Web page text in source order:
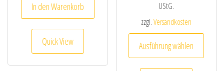
In den Warenkorb
Quick View
UStG.
zzgl.Versandkosten
Ausführung wählen